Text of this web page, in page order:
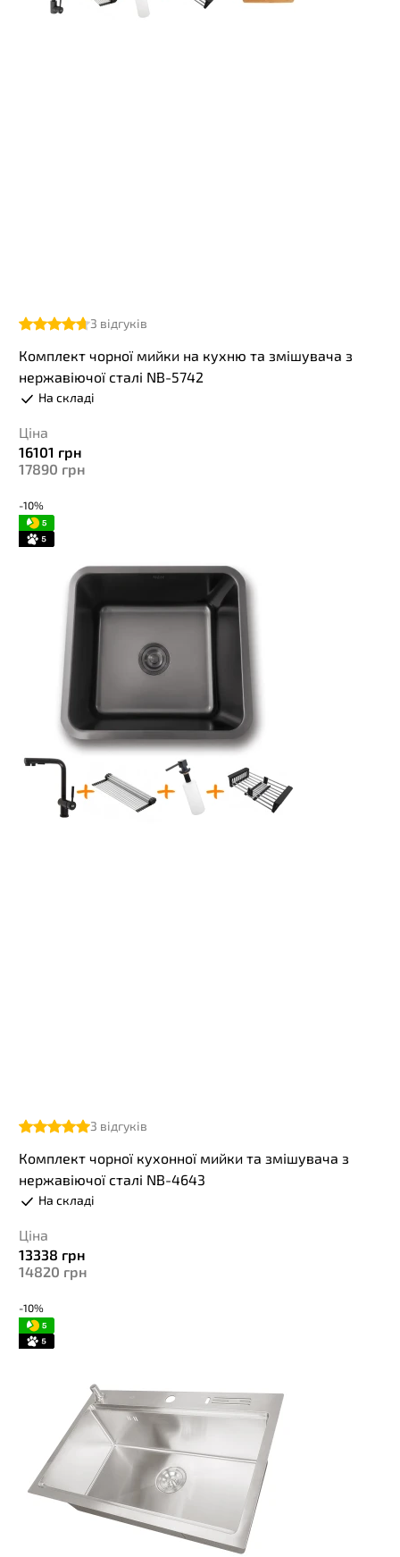
3 відгуків
Комплект чорної мийки на кухню та змішувача з
нержавіючої сталі NB-5742
На складі
Ціна
16101 грн
17890 грн
-10%
3 відгуків
Комплект чорної кухонної мийки та змішувача з
нержавіючої сталі NB-4643
На складі
Ціна
13338 грн
14820 грн
-10%